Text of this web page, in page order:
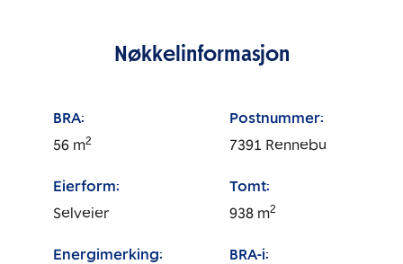
Nøkkelinformasjon
BRA:
56 m2
Postnummer:
7391 Rennebu
Eierform:
Selveier
Tomt:
938 m2
Energimerking:
BRA-i: